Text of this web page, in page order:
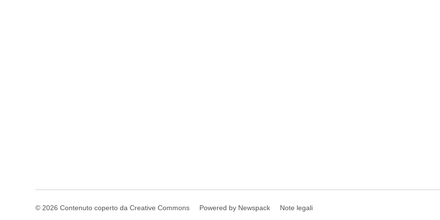
© 2026 Contenuto coperto da Creative Commons Powered by Newspack Note legali